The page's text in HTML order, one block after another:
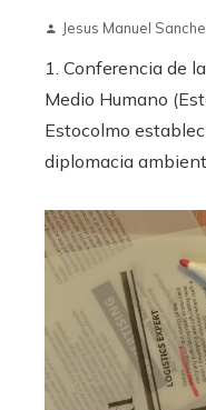
Jesus Manuel
1. Conferencia de
Medio Humano
Estocolmo
diplomacia